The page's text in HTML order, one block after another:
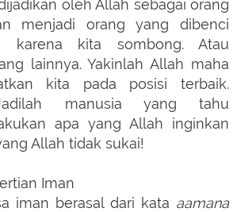
oleh Allah sebagai orang
menjadi orang yang dibenci
karena kita sombong. Atau
lainnya. Yakinlah Allah maha
kita pada posisi terbaik.
manusia yang tahu
apa yang Allah inginkan
Allah tidak sukai!
Iman
iman berasal dari kata aamana